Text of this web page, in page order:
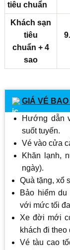
tiêu chuẩn
Khách sạn
tiêu
chuẩn + 4
sao
GIÁ VÉ BAO
Hướng dẫn
suốt tuyến.
Vé vào cửa
Khăn lạnh,
ngày).
Quà tặng, xổ
Bảo hiểm
với mức tối
Xe đời mới
khách đi theo
Vé tàu cao